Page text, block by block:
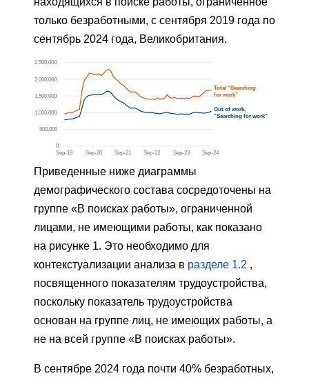
только безработными, с сентября 2019 года по
сентябрь 2024 года, Великобритания.
Приведенные ниже диаграммы
демографического состава сосредоточены на
группе «В поисках работы», ограниченной
лицами, не имеющими работы, как показано
на рисунке 1. Это необходимо для
контекстуализации анализа в разделе 1.2 ,
посвященного показателям трудоустройства,
поскольку показатель трудоустройства
основан на группе лиц, не имеющих работы, а
не на всей группе «В поисках работы».
В сентябре 2024 года почти 40% безработных,